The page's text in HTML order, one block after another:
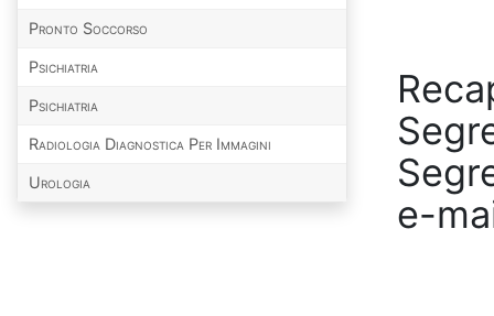
Pronto Soccorso
Psichiatria
Psichiatria
Radiologia Diagnostica Per Immagini
Urologia
e-